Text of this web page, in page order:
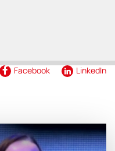
Facebook LinkedIn